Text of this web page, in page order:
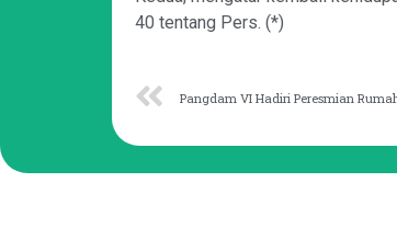
40 tentang Pers. (*)